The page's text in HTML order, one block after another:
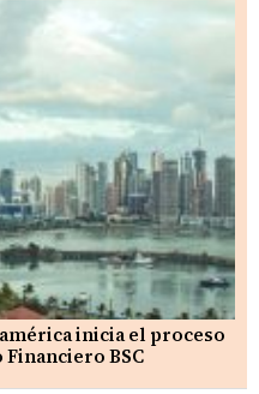
inicia el proceso
BSC